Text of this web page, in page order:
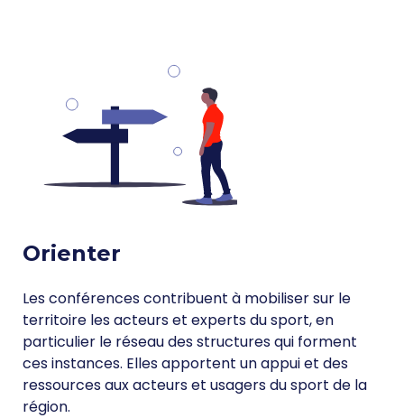
Orienter
Les conférences contribuent à mobiliser sur le
territoire les acteurs et experts du sport, en
particulier le réseau des structures qui forment
ces instances. Elles apportent un appui et des
ressources aux acteurs et usagers du sport de la
région.